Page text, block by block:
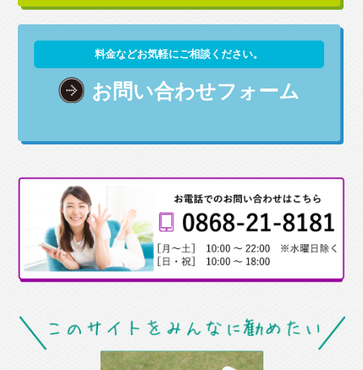
料金などお気軽にご相談ください。
お問い合わせフォーム